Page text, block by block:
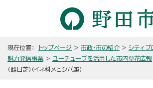
現在位置： トップページ > 市政・市の紹介 > シティプ
魅力発信事業 > ユーチューブを活用した市内草花広報
（雌日芝）（イネ科メヒシバ属）